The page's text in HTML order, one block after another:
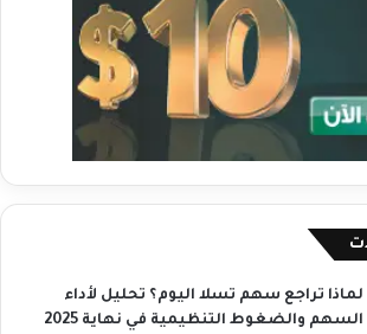
لماذا تراجع سهم تسلا اليوم؟ تحليل لأداء
السهم والضغوط التنظيمية في نهاية 2025